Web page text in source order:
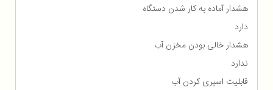
هشدار آماده به کار شدن دستگاه
دارد
هشدار خالی بودن مخزن آب
ندارد
قابلیت اسپری کردن آب